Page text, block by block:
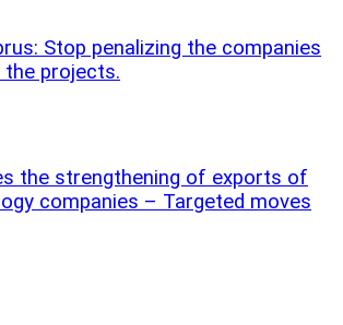
Stop penalizing the companies
projects.
the strengthening of exports of
companies – Targeted moves